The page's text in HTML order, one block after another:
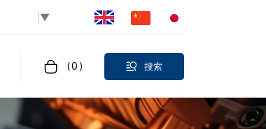
▼
(0 ) 搜索